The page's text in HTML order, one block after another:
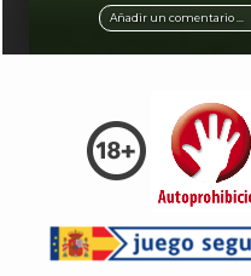
Añadir un comentario ...